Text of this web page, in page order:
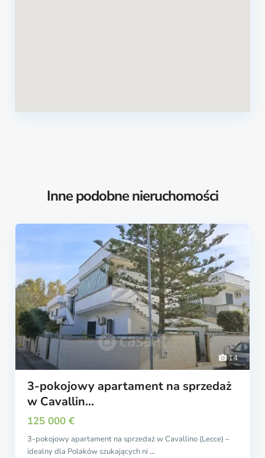
Inne podobne nieruchomości
14
3-pokojowy apartament na sprzedaż
w Cavallin...
125 000 €
3-pokojowy apartament na sprzedaż w Cavallino (Lecce) –
idealny dla Polaków szukających ni...